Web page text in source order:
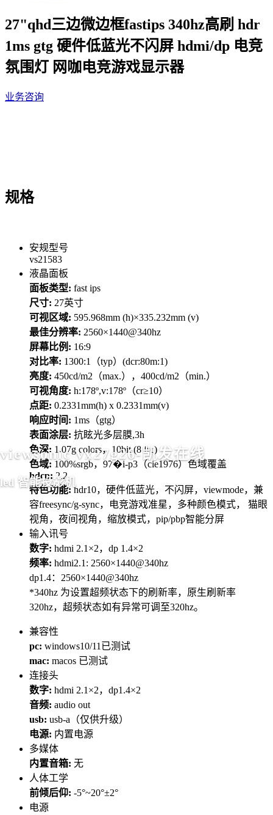
viewsonic vx27g26-凯发在线
led 智能投影机
27"qhd三边微边框fastips 340hz高刷 hdr
1ms gtg 硬件低蓝光不闪屏 hdmi/dp 电竞
氛围灯 网咖电竞游戏显示器
业务咨询
规格
安规型号
vs21583
液晶面板
面板类型: fast ips
尺寸: 27英寸
可视区域: 595.968mm (h)×335.232mm (v)
最佳分辨率: 2560×1440@340hz
屏幕比例: 16:9
对比率: 1300:1（typ）(dcr:80m:1)
亮度: 450cd/m2（max.），400cd/m2（min.）
可视角度: h:178º,v:178º（cr≥10）
点距: 0.2331mm(h) x 0.2331mm(v)
响应时间: 1ms（gtg）
表面涂层: 抗眩光多层膜,3h
色深: 1.07g colors，10bit (8 frc)
色域: 100%srgb，97�i-p3（cie1976）色域覆盖
hdcp: 2.2
特色功能:hdr10，硬件低蓝光，不闪屏，viewmode，兼
容freesync/g-sync，电竞游戏准星，多种颜色模式， 猫眼
视角，夜间视角，缩放模式，pip/pbp智能分屏
输入讯号
数字: hdmi 2.1×2，dp 1.4×2
频率: hdmi2.1: 2560×1440@340hz
dp1.4：2560×1440@340hz
*340hz 为设置超频状态下的刷新率，原生刷新率
320hz，超频状态如有异常可调至320hz。
兼容性
pc: windows10/11已测试
mac: macos 已测试
连接头
数字: hdmi 2.1×2，dp1.4×2
音频: audio out
usb: usb-a（仅供升级）
电源: 内置电源
多媒体
内置音箱: 无
人体工学
前倾后仰: -5°~20°±2°
电源